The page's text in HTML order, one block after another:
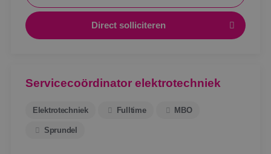
Direct solliciteren
Servicecoördinator elektrotechniek
Elektrotechniek Fulltime MBO
Sprundel